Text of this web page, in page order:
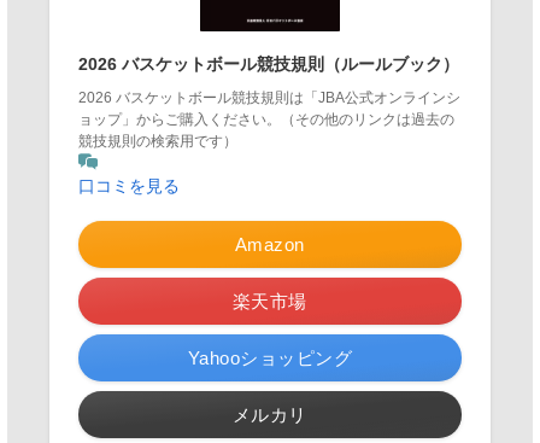
2026 バスケットボール競技規則（ルールブック）
2026 バスケットボール競技規則は「JBA公式オンラインシ
ョップ」からご購入ください。（その他のリンクは過去の
競技規則の検索用です）
口コミを見る
Amazon
楽天市場
Yahooショッピング
メルカリ